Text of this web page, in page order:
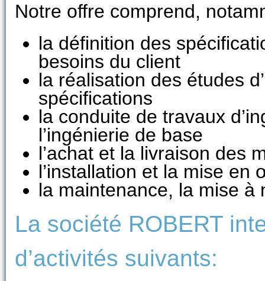
Notre offre comprend,
la définition des
besoins du client
la réalisation des études
spécifications
la conduite de travaux
l’ingénierie de base
l’achat et la livraison des
l’installation et la mise
la maintenance, la mise
La société ROBERT
d’activités suivants: